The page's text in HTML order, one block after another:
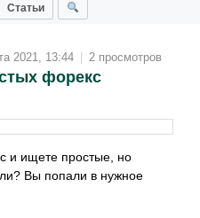
Статьи
2021, 13:44 2 просмотров
форекс
и ищете простые, но
Вы попали в нужное